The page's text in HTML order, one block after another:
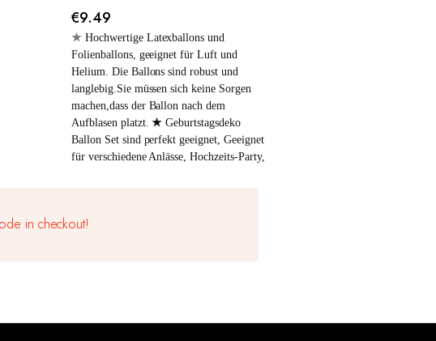
€9.49
★ Hochwertige Latexballons und
Folienballons, geeignet für Luft und
Helium. Die Ballons sind robust und
langlebig.Sie müssen sich keine Sorgen
machen,dass der Ballon nach dem
Aufblasen platzt. ★ Geburtstagsdeko
Ballon Set sind perfekt geeignet, Geeignet
für verschiedene Anlässe, Hochzeits-Party,
Girlande: Schwarz Gold 2x 32" Zahlen
in checkout!